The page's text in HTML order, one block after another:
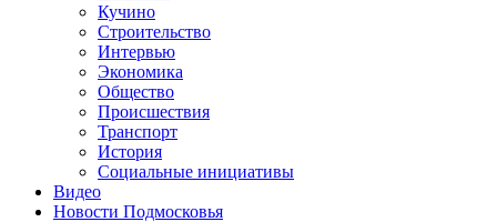
Кучино
Строительство
Интервью
Экономика
Общество
Происшествия
Транспорт
История
Социальные инициативы
Видео
Новости Подмосковья